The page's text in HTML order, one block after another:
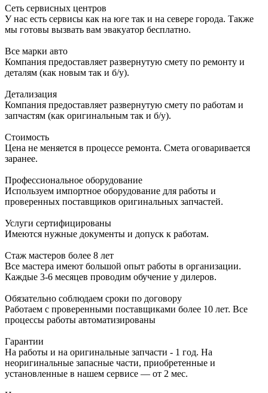
Сеть сервисных центров
У нас есть сервисы как на юге так и на севере города. Также
мы готовы вызвать вам эвакуатор бесплатно.
Все марки авто
Компания предоставляет развернутую смету по ремонту и
деталям (как новым так и б/у).
Детализация
Компания предоставляет развернутую смету по работам и
запчастям (как оригинальным так и б/у).
Стоимость
Цена не меняется в процессе ремонта. Смета оговаривается
заранее.
Профессиональное оборудование
Используем импортное оборудование для работы и
проверенных поставщиков оригинальных запчастей.
Услуги сертифицированы
Имеются нужные документы и допуск к работам.
Стаж мастеров более 8 лет
Все мастера имеют большой опыт работы в организации.
Каждые 3-6 месяцев проводим обучение у дилеров.
Обязательно соблюдаем сроки по договору
Работаем с проверенными поставщиками более 10 лет. Все
процессы работы автоматизированы
Гарантии
На работы и на оригинальные запчасти - 1 год. На
неоригинальные запасные части, приобретенные и
установленные в нашем сервисе — от 2 мес.